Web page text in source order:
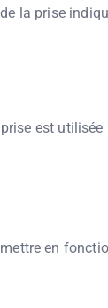
la prise
est utilisée
en